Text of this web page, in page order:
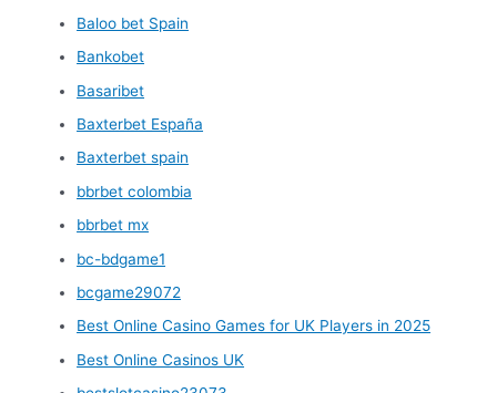
Baloo bet Spain
Bankobet
Basaribet
Baxterbet España
Baxterbet spain
bbrbet colombia
bbrbet mx
bc-bdgame1
bcgame29072
Best Online Casino Games for UK Players in 2025
Best Online Casinos UK